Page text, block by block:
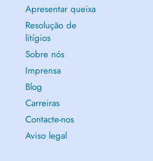
Apresentar queixa
Resolução de
litígios
Sobre nós
Imprensa
Blog
Carreiras
Contacte-nos
Aviso legal